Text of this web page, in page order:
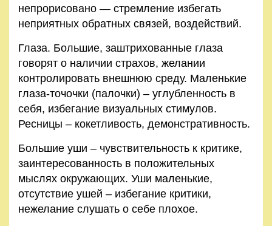
непрорисовано — стремление избегать
неприятных обратных связей, воздействий.
Глаза. Большие, заштрихованные глаза
говорят о наличии страхов, желании
контролировать внешнюю среду. Маленькие
глаза-точочки (палочки) – углубленность в
себя, избегание визуальных стимулов.
Ресницы – кокетливость, демонстративность.
Большие уши – чувствительность к критике,
заинтересованность в положительных
мыслях окружающих. Уши маленькие,
отсутствие ушей – избегание критики,
нежелание слушать о себе плохое.